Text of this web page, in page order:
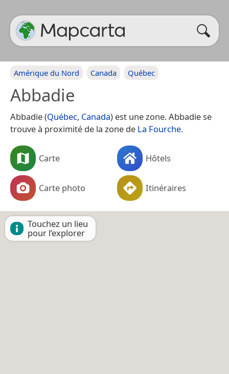
Amérique du Nord Canada Québec
Abbadie
Abbadie (Québec, Canada) est une zone. Abbadie se
trouve à proximité de la zone de La Fourche.
Carte Hôtels
Carte photo Itinéraires
Touchez un lieu
pour l’explorer